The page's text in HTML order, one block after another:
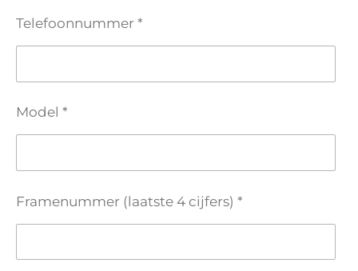
Telefoonnummer *
Model *
Framenummer (laatste 4 cijfers) *